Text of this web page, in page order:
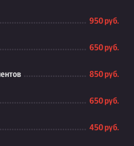
950 руб.
650 руб.
850 руб.
650 руб.
450 руб.